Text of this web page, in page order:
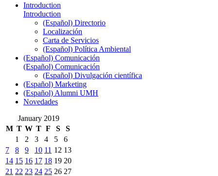
Introduction
Introduction
(Español) Directorio
Localización
Carta de Servicios
(Español) Política Ambiental
(Español) Comunicación
(Español) Comunicación
(Español) Divulgación científica
(Español) Marketing
(Español) Alumni UMH
Novedades
January 2019
M T W T F S
S
1
2 3 4 5
6
7
8 9 10 11 12 13
14 15 16 17 18 19 20
21 22 23 24 25 26 27